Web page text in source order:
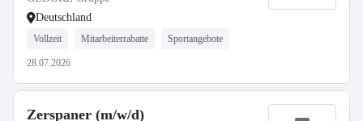
Deutschland
Vollzeit Mitarbeiterrabatte Sportangebote
28.07.2026
Zerspaner (m/w/d)